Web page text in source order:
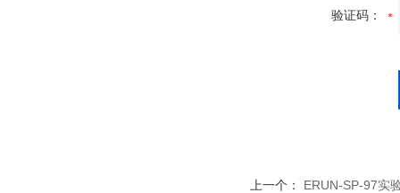
验证码：
上一个： ERUN-SP-97实